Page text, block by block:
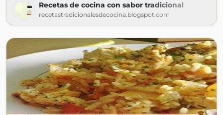
Recetas de cocina con sabor tradicional
recetastradicionalesdecocina.blogspot.com